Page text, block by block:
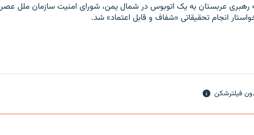
رهبری عربستان به یک اتوبوس در شمال یمن، شورای امنیت سازمان ملل عصر
انجام تحقیقاتی «شفاف و قابل اعتماد» شد.
فیلترشکن